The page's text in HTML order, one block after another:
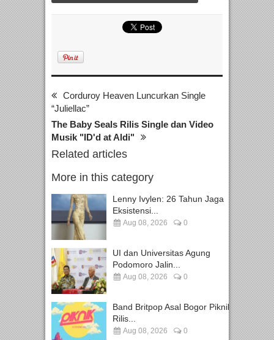
Corduroy Heaven Luncurkan Single
“Juliellac”
The Baby Seals Rilis Single dan Video
Musik "ID'd at Aldi"
Related articles
More in this category
Lenny Ivylen: 26 Tahun Jaga
Eksistensi...
Aug 08, 2026 0
UI dan Universitas Agung
Podomoro Jalin...
Aug 08, 2026 0
Band Britpop Asal Bogor Piknik
Rilis...
Aug 08, 2026 0